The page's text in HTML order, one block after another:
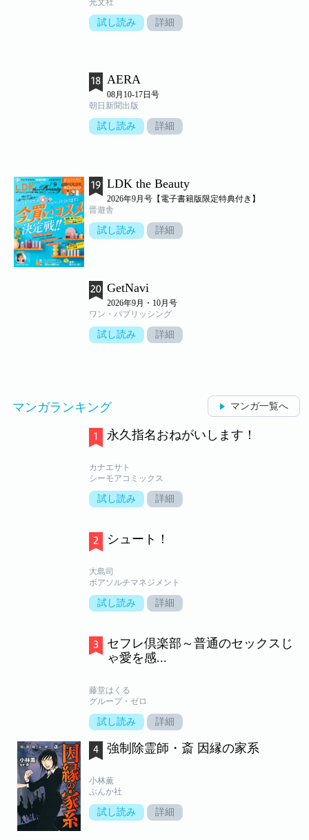
試し読み 詳細
AERA
08月10-17日号
朝日新聞出版
試し読み 詳細
LDK the Beauty
2026年9月号【電子書籍版限定特典付き】
晋遊舎
試し読み 詳細
GetNavi
2026年9月・10月号
ワン・パブリッシング
試し読み 詳細
マンガランキング マンガ一覧へ
永久指名おねがいします！
カナエサト
シーモアコミックス
試し読み 詳細
シュート！
大島司
ボアソルチマネジメント
試し読み 詳細
セフレ倶楽部～普通のセックスじ
ゃ愛を感...
藤堂はくる
グループ・ゼロ
試し読み 詳細
強制除霊師・斎 因縁の家系
小林薫
ぶんか社
試し読み 詳細